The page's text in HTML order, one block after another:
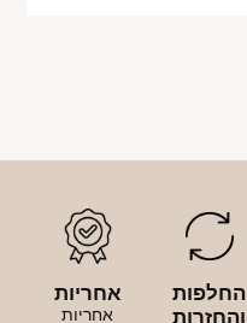
החלפות
והחזרות
אחריות
אחריות